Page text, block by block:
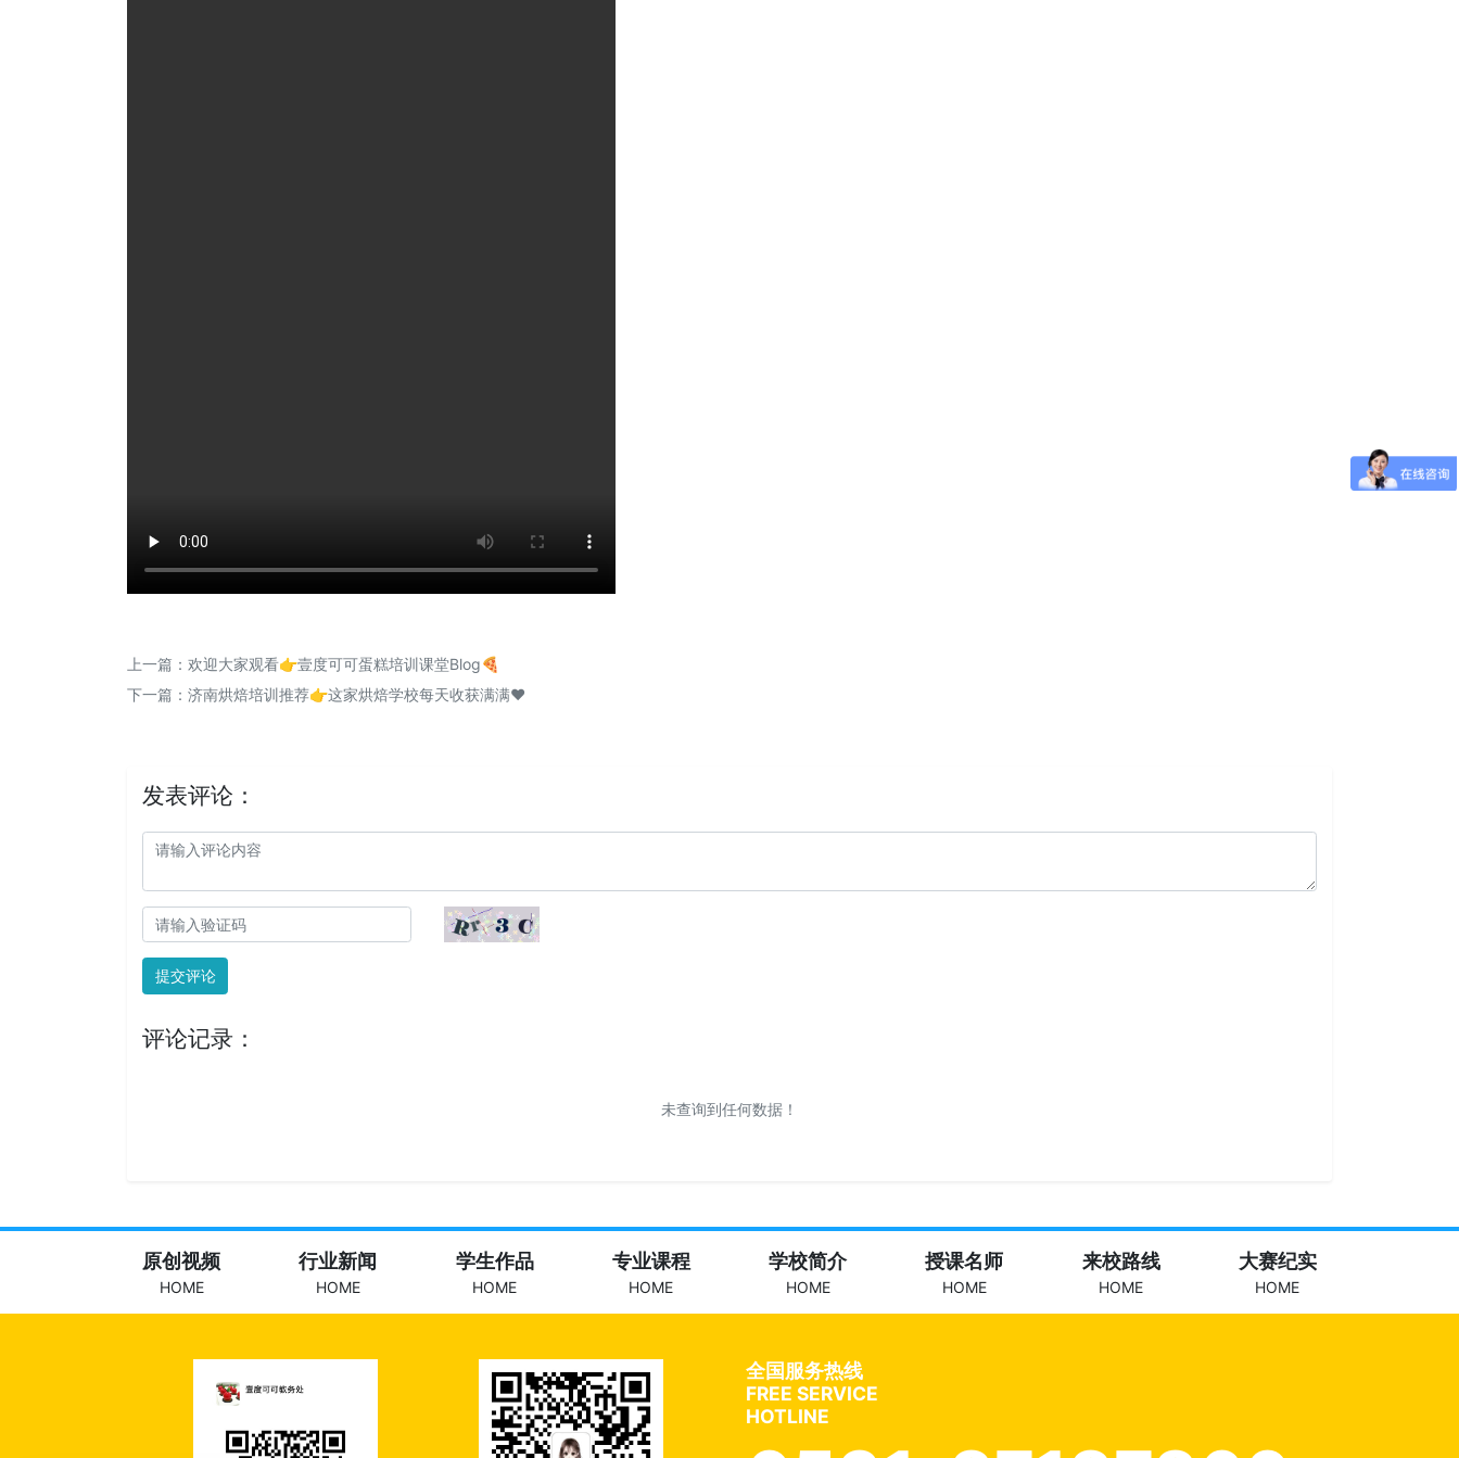
上一篇： 欢迎大家观看👉壹度可可蛋糕培训课堂Blog🍕
下一篇： 济南烘焙培训推荐👉这家烘焙学校每天收获满满❤️
发表评论：
提交评论
评论记录：
未查询到任何数据！
原创视频
HOME
行业新闻
HOME
学生作品
HOME
专业课程
HOME
学校简介
HOME
授课名师
HOME
来校路线
HOME
大赛纪实
HOME
全国服务热线
FREE SERVICE
HOTLINE